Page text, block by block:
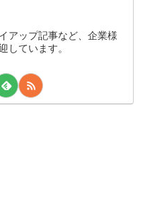
アップ記事など、企業様
しています。